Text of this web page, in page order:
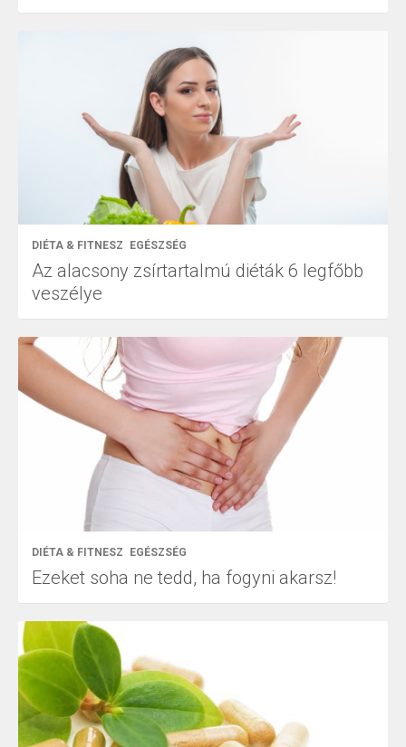
DIÉTA & FITNESZ EGÉSZSÉG
Az alacsony zsírtartalmú diéták 6 legfőbb
veszélye
DIÉTA & FITNESZ EGÉSZSÉG
Ezeket soha ne tedd, ha fogyni akarsz!